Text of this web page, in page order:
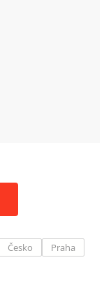
Česko
Praha